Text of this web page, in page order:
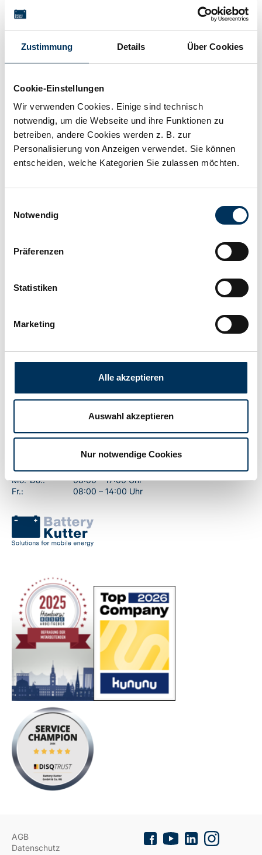
Zustimmung Details Über Cookies
Cookie-Einstellungen
Wir verwenden Cookies. Einige sind technisch
notwendig, um die Webseite und ihre Funktionen zu
betreiben, andere Cookies werden z. B. zur
Personalisierung von Anzeigen verwendet. Sie können
entscheiden, welche Kategorien Sie zulassen möchten.
Notwendig
Präferenzen
Statistiken
Marketing
Alle akzeptieren
Auswahl akzeptieren
Nur notwendige Cookies
Lieferzeit 2-5 Werktage
Für Preis bitte anmelden
Zum Merkzettel hinzufügen
Beschreibung
von M5 Innengewinde auf DIN-Rundpol + / - (ein Satz
inklusive Inbusschrauben M5)
Technische Details
Battery-Kutter GmbH & Co. KG
Robert-Koch-Straße 19a
22851 Norderstedt
info@battery-kutter.de
Mo.-Do.:
08:00 – 17:00 Uhr
Fr.:
08:00 – 14:00 Uhr
AGB
Datenschutz